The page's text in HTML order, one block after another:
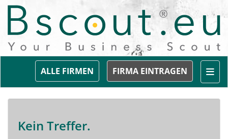
FIRMA EINTRAGEN
ALLE FIRMEN
Kein Treffer.